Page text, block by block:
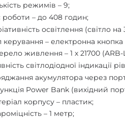
режимів – 9;
роботи – до 408 годин;
освітлення (світло
керування – електронна
живлення – 1 х 21700 (ARB-
світлодіодної індикації
акумулятора через
Power Bank (вихідний
корпусу – пластик;
– 1 метр;